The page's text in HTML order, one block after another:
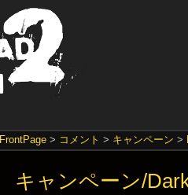
FrontPage > コメント > キャンペーン >
キャンペーン/